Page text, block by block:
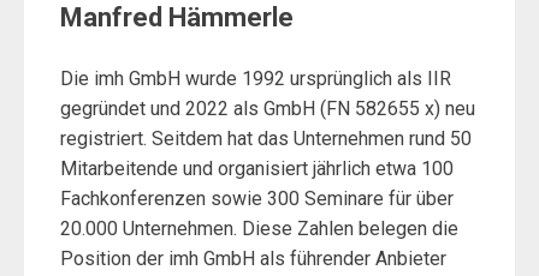
Manfred Hämmerle
Die imh GmbH wurde 1992 ursprünglich als IIR
gegründet und 2022 als GmbH (FN 582655 x) neu
registriert. Seitdem hat das Unternehmen rund 50
Mitarbeitende und organisiert jährlich etwa 100
Fachkonferenzen sowie 300 Seminare für über
20.000 Unternehmen. Diese Zahlen belegen die
Position der imh GmbH als führender Anbieter